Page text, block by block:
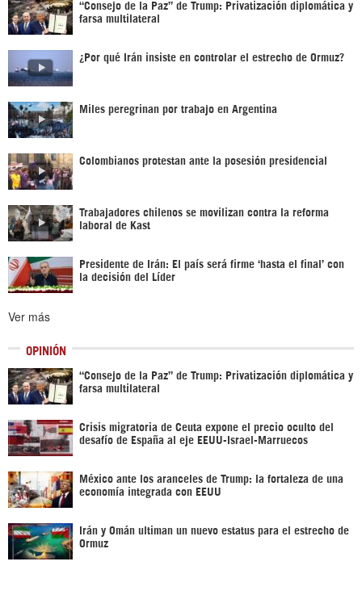
“Consejo de la Paz” de Trump: Privatización diplomática y
farsa multilateral
¿Por qué Irán insiste en controlar el estrecho de Ormuz?
Miles peregrinan por trabajo en Argentina
Colombianos protestan ante la posesión presidencial
Trabajadores chilenos se movilizan contra la reforma
laboral de Kast
Presidente de Irán: El país será firme ‘hasta el final’ con
la decisión del Líder
Ver más
OPINIÓN
“Consejo de la Paz” de Trump: Privatización diplomática y
farsa multilateral
Crisis migratoria de Ceuta expone el precio oculto del
desafío de España al eje EEUU-Israel-Marruecos
México ante los aranceles de Trump: la fortaleza de una
economía integrada con EEUU
Irán y Omán ultiman un nuevo estatus para el estrecho de
Ormuz